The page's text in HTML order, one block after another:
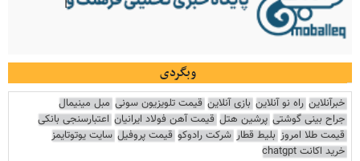
وبگردی
خبرآنلاین راه نو آنلاین بازی آنلاین قیمت تلویزیون سونی مبل مینیمال
جراح بینی گوشتی پرشین هتل قیمت آهن فولاد ایرانیان اعتبارسنجی بانکی
قیمت طلا امروز بلیط قطار شرکت رادوکو قیمت پروفیل سایت یوتوتایمز
خرید اکانت chatgpt